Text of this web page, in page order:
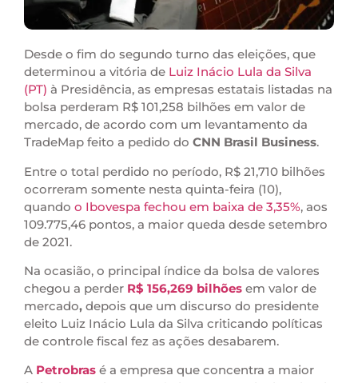
Desde o fim do segundo turno das eleições, que
determinou a vitória de Luiz Inácio Lula da Silva
(PT) à Presidência, as empresas estatais listadas na
bolsa perderam R$ 101,258 bilhões em valor de
mercado, de acordo com um levantamento da
TradeMap feito a pedido do CNN Brasil Business.
Entre o total perdido no período, R$ 21,710 bilhões
ocorreram somente nesta quinta-feira (10),
quando o Ibovespa fechou em baixa de 3,35%, aos
109.775,46 pontos, a maior queda desde setembro
de 2021.
Na ocasião, o principal índice da bolsa de valores
chegou a perder R$ 156,269 bilhões em valor de
mercado, depois que um discurso do presidente
eleito Luiz Inácio Lula da Silva criticando políticas
de controle fiscal fez as ações desabarem.
A Petrobras é a empresa que concentra a maior